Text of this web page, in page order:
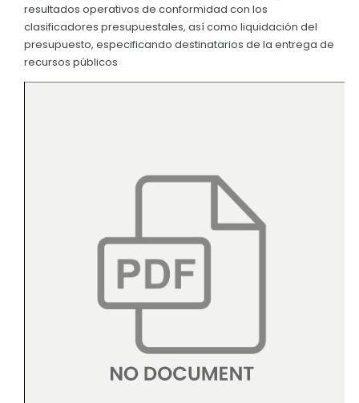
PRESUPUESTO: EJECUCIÓN Y REPORTES
Cédulas presupuestarias y balances
Procesos de contratación
resultados operativos de conformidad con los
clasificadores presupuestales, así como liquidación del
presupuesto, especificando destinatarios de la entrega de
recursos públicos